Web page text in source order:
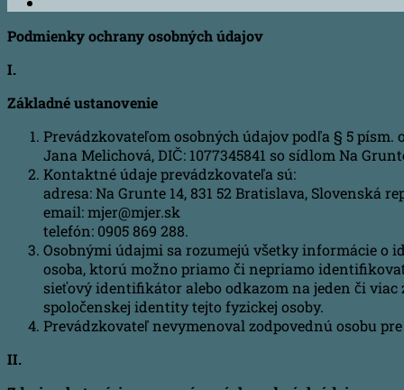
Podmienky ochrany osobných údajov
I.
Základné ustanovenie
Prevádzkovateľom osobných údajov podľa § 5 písm.
Jana Melichová, DIČ: 1077345841 so sídlom Na
Kontaktné údaje prevádzkovateľa sú:
adresa: Na Grunte 14, 831 52 Bratislava, Slovenská
email: mjer@mjer.sk
telefón: 0905 869 288.
Osobnými údajmi sa rozumejú všetky informácie o
osoba, ktorú možno priamo či nepriamo
sieťový identifikátor alebo odkazom na jeden či
spoločenskej identity tejto fyzickej osoby.
Prevádzkovateľ nevymenoval zodpovednú osobu
II.